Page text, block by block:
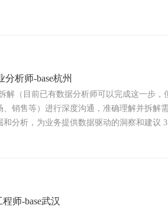
析师-base杭州
解（目前已有数据分析师可以完成这一步
销售等）进行深度沟通，准确理解并拆解
分析，为业务提供数据驱动的洞察和建议
师-base武汉